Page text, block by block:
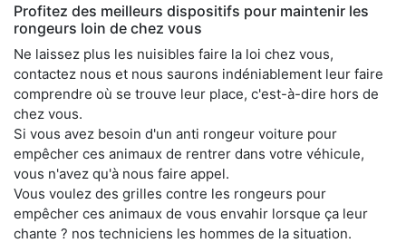
Profitez des meilleurs dispositifs pour maintenir les
rongeurs loin de chez vous
Ne laissez plus les nuisibles faire la loi chez vous,
contactez nous et nous saurons indéniablement leur faire
comprendre où se trouve leur place, c'est-à-dire hors de
chez vous.
Si vous avez besoin d'un anti rongeur voiture pour
empêcher ces animaux de rentrer dans votre véhicule,
vous n'avez qu'à nous faire appel.
Vous voulez des grilles contre les rongeurs pour
empêcher ces animaux de vous envahir lorsque ça leur
chante ? nos techniciens les hommes de la situation.